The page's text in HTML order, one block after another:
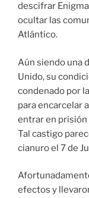
descifrar
ocultar las
Atlántico.
Aún siendo una
Unido, su
condenado por
para encarcelar
entrar en prisión
Tal castigo
cianuro el 7 de
efectos y